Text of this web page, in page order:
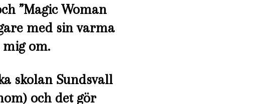
”Magic Woman
med sin varma
om.
skolan Sundsvall
och det gör